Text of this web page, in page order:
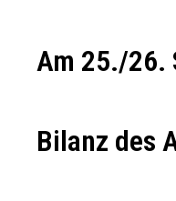
Am 25./26.
Bilanz des